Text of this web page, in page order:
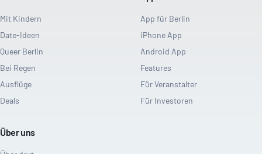
Mit Kindern
Date-Ideen
Queer Berlin
Bei Regen
Ausflüge
Deals
App für Berlin
iPhone App
Android App
Features
Für Veranstalter
Für Investoren
Über uns